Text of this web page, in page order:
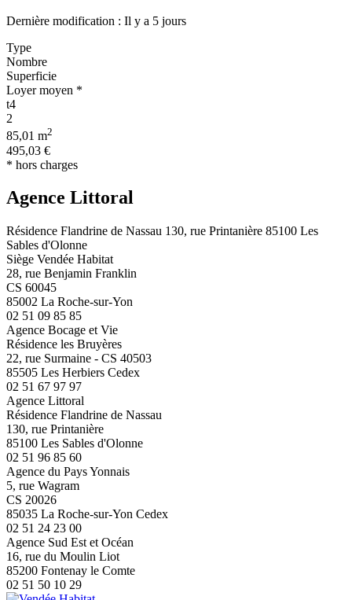
Dernière modification : Il y a 5 jours
Type
Nombre
Superficie
Loyer moyen *
t4
2
85,01 m2
495,03 €
* hors charges
Agence Littoral
Résidence Flandrine de Nassau 130, rue Printanière 85100 Les
Sables d'Olonne
Siège Vendée Habitat
28, rue Benjamin Franklin
CS 60045
85002 La Roche-sur-Yon
02 51 09 85 85
Agence Bocage et Vie
Résidence les Bruyères
22, rue Surmaine - CS 40503
85505 Les Herbiers Cedex
02 51 67 97 97
Agence Littoral
Résidence Flandrine de Nassau
130, rue Printanière
85100 Les Sables d'Olonne
02 51 96 85 60
Agence du Pays Yonnais
5, rue Wagram
CS 20026
85035 La Roche-sur-Yon Cedex
02 51 24 23 00
Agence Sud Est et Océan
16, rue du Moulin Liot
85200 Fontenay le Comte
02 51 50 10 29